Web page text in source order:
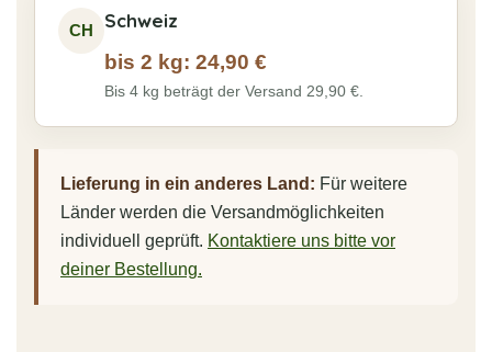
CH
Schweiz
bis 2 kg: 24,90 €
Bis 4 kg beträgt der Versand 29,90 €.
Lieferung in ein anderes Land: Für weitere
Länder werden die Versandmöglichkeiten
individuell geprüft. Kontaktiere uns bitte vor
deiner Bestellung.